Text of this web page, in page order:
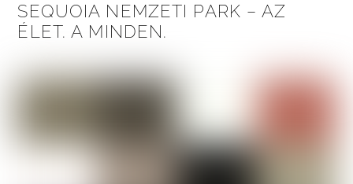
SEQUOIA NEMZETI PARK – AZ
ÉLET. A MINDEN.